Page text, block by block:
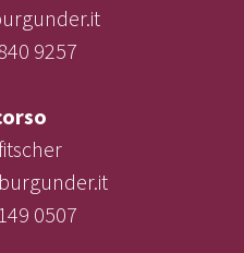
9257
0507